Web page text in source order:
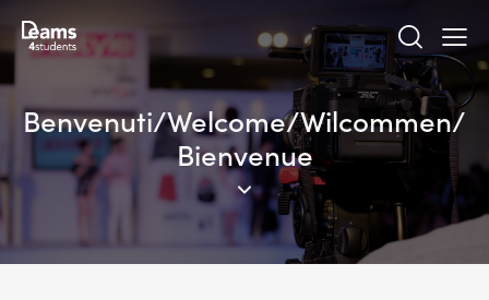
Benvenuti/Welcome/Wilcommen/
Bienvenue